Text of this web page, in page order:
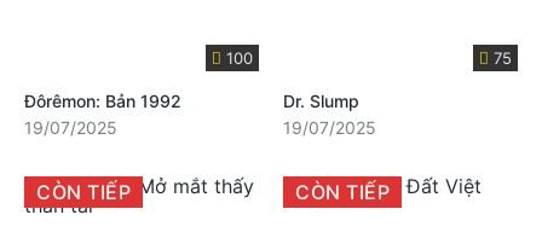
100
Đôrêmon: Bản 1992
19/07/2025
75
Dr. Slump
19/07/2025
CÒN TIẾP CÒN TIẾP